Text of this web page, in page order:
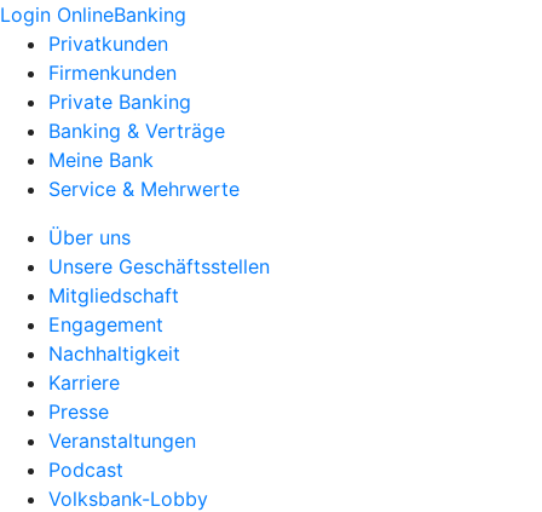
Login OnlineBanking
Privatkunden
Firmenkunden
Private Banking
Banking & Verträge
Meine Bank
Service & Mehrwerte
Über uns
Unsere Geschäftsstellen
Mitgliedschaft
Engagement
Nachhaltigkeit
Karriere
Presse
Veranstaltungen
Podcast
Volksbank-Lobby